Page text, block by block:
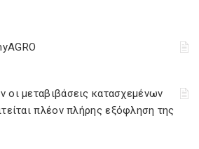
μεταβιβάσεις κατασχεμένων
πλέον πλήρης εξόφληση της